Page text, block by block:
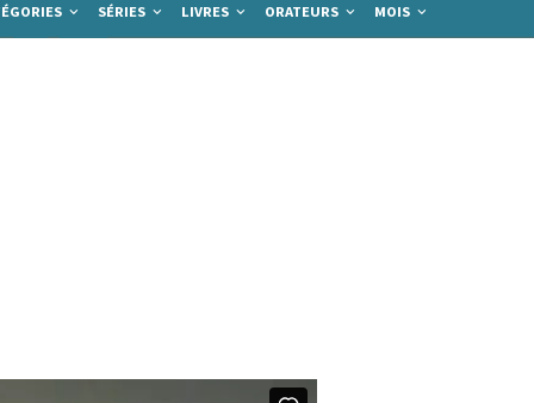
SÉRIES LIVRES ORATEURS MOIS